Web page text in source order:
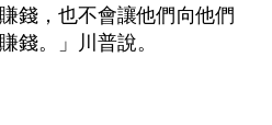
錢，也不會讓他們向他們
錢。」川普說。